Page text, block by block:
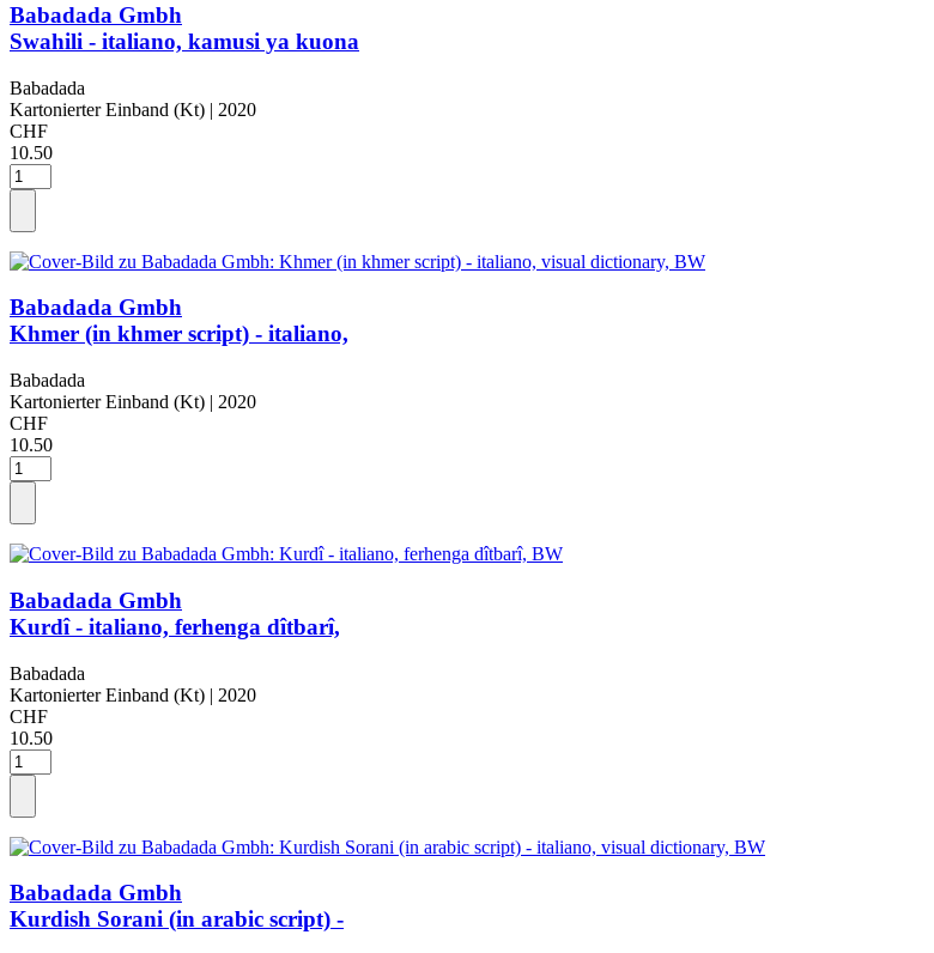
Babadada Gmbh
Swahili - italiano, kamusi ya kuona
Babadada
Kartonierter Einband (Kt) | 2020
CHF
10.50
Babadada Gmbh
Khmer (in khmer script) - italiano,
Babadada
Kartonierter Einband (Kt) | 2020
CHF
10.50
Babadada Gmbh
Kurdî - italiano, ferhenga dîtbarî,
Babadada
Kartonierter Einband (Kt) | 2020
CHF
10.50
Babadada Gmbh
Kurdish Sorani (in arabic script) -